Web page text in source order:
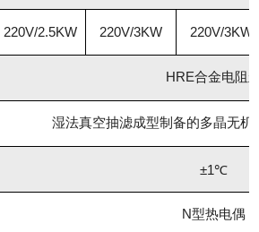
220V/2.5KW 220V/3KW 220V/3KW
HRE合金电阻
湿法真空抽滤成型制备的多晶无机
±1℃
N型热电偶